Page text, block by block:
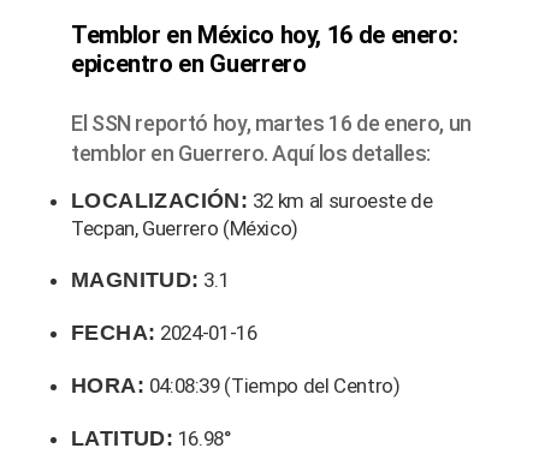
Temblor en México hoy, 16 de enero:
epicentro en Guerrero
El SSN reportó hoy, martes 16 de enero, un
temblor en Guerrero. Aquí los detalles:
LOCALIZACIÓN: 32 km al suroeste de
Tecpan, Guerrero (México)
MAGNITUD: 3.1
FECHA: 2024-01-16
HORA: 04:08:39 (Tiempo del Centro)
LATITUD: 16.98°